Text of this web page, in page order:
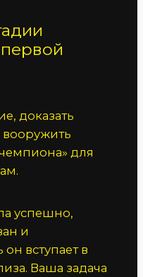
доказать
вооружить
для
успешно,
и
вступает в
Ваша задача